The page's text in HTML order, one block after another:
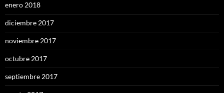
enero 2018
diciembre 2017
noviembre 2017
octubre 2017
septiembre 2017